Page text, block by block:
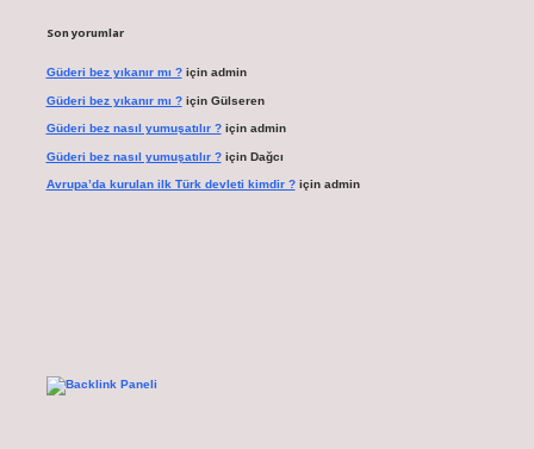
Son yorumlar
Güderi bez yıkanır mı ?için admin
Güderi bez yıkanır mı ?için Gülseren
Güderi bez nasıl yumuşatılır ?için admin
Güderi bez nasıl yumuşatılır ?için Dağcı
Avrupa’da kurulan ilk Türk devleti kimdir ?için admin